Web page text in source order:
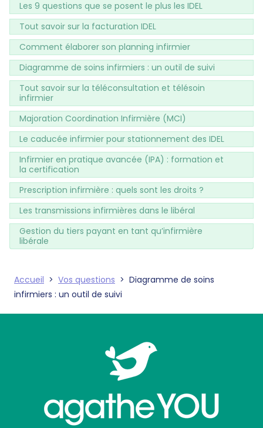
Les 9 questions que se posent le plus les IDEL
Tout savoir sur la facturation IDEL
Comment élaborer son planning infirmier
Diagramme de soins infirmiers : un outil de suivi
Tout savoir sur la téléconsultation et télésoin
infirmier
Majoration Coordination Infirmière (MCI)
Le caducée infirmier pour stationnement des IDEL
Infirmier en pratique avancée (IPA) : formation et
la certification
Prescription infirmière : quels sont les droits ?
Les transmissions infirmières dans le libéral
Gestion du tiers payant en tant qu’infirmière
libérale
Accueil > Vos questions > Diagramme de soins
infirmiers : un outil de suivi